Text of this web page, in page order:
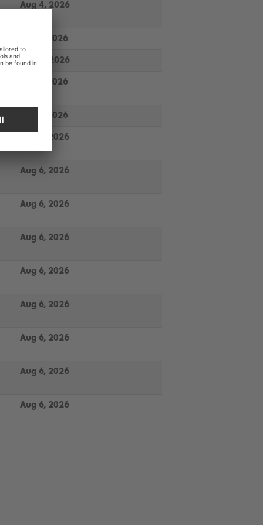
Aug 4, 2026
Jul 16, 2026
Jul 23, 2026
Jul 15, 2026
Jul 31, 2026
Aug 6, 2026
Aug 6, 2026
Aug 6, 2026
Aug 6, 2026
Aug 6, 2026
Aug 6, 2026
Aug 6, 2026
Aug 6, 2026
Aug 6, 2026